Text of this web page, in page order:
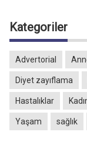
Kategoriler
Advertorial
Diyet zayıflama
Hastalıklar
Yaşam sağlık